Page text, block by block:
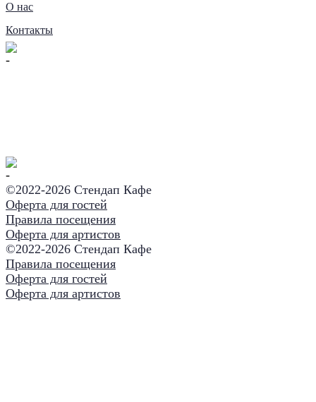
О нас
Контакты
©2022-2026 Стендап Кафе
Оферта для гостей
Правила посещения
Оферта для артистов
©2022-2026 Стендап Кафе
Правила посещения
Оферта для гостей
Оферта для артистов